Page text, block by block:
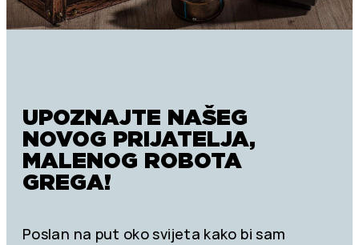
UPOZNAJTE NAŠEG
NOVOG PRIJATELJA,
MALENOG ROBOTA
GREGA!
Poslan na put oko svijeta kako bi sam